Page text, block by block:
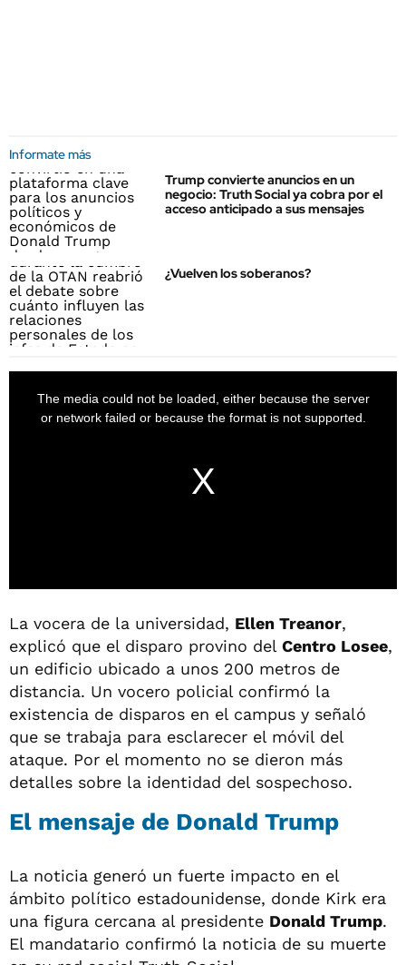
Informate más
Trump convierte anuncios en un
negocio: Truth Social ya cobra por el
acceso anticipado a sus mensajes
¿Vuelven los soberanos?
La vocera de la universidad, Ellen Treanor,
explicó que el disparo provino del Centro Losee,
un edificio ubicado a unos 200 metros de
distancia. Un vocero policial confirmó la
existencia de disparos en el campus y señaló
que se trabaja para esclarecer el móvil del
ataque. Por el momento no se dieron más
detalles sobre la identidad del sospechoso.
El mensaje de Donald Trump
La noticia generó un fuerte impacto en el
ámbito político estadounidense, donde Kirk era
una figura cercana al presidente Donald Trump.
El mandatario confirmó la noticia de su muerte